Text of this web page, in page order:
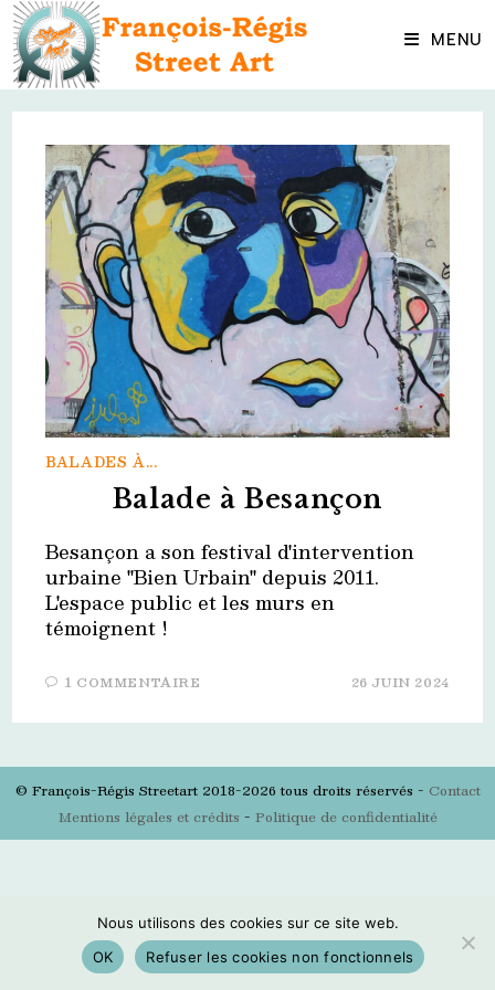
Skip
content MENU
BALADES À...
Balade à Besançon
Besançon a son festival d'intervention
urbaine "Bien Urbain" depuis 2011.
L'espace public et les murs en
témoignent !
1 COMMENTAIRE 26 JUIN 2024
© François-Régis Streetart 2018-2026 tous droits réservés - Contact
Mentions légales et crédits - Politique de confidentialité
Nous utilisons des cookies sur ce site web.
OK
Refuser les cookies non fonctionnels